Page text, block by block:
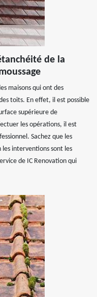
de la
maisons qui ont des
toits. En effet, il est possible
supérieure de
les opérations, il est
Sachez que les
interventions sont les
de IC Renovation qui